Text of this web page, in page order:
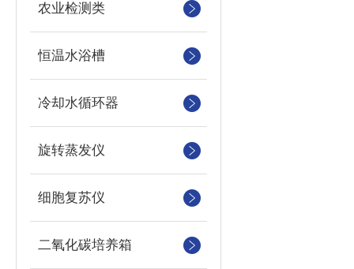
农业检测类
恒温水浴槽
冷却水循环器
旋转蒸发仪
细胞复苏仪
二氧化碳培养箱